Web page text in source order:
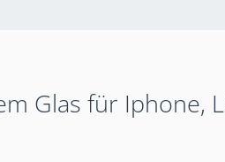
Glas für Iphone,